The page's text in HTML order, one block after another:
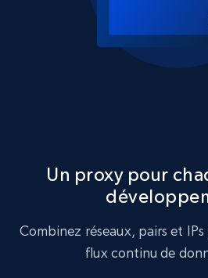
Un proxy pour
Combinez réseaux, pairs et
flux continu de